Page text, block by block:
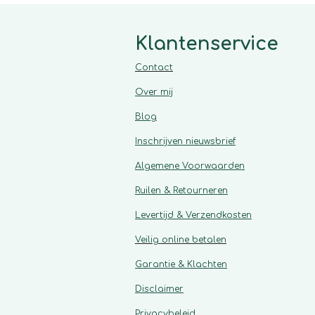
Klantenservice
Contact
Over mij
Blog
Inschrijven nieuwsbrief
Algemene Voorwaarden
Ruilen & Retourneren
Levertijd & Verzendkosten
Veilig online betalen
Garantie & Klachten
Disclaimer